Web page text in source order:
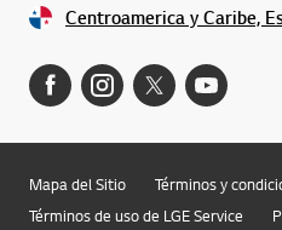
Centroamerica y Caribe,
Mapa del Sitio
Términos y
Términos de uso de LGE Service